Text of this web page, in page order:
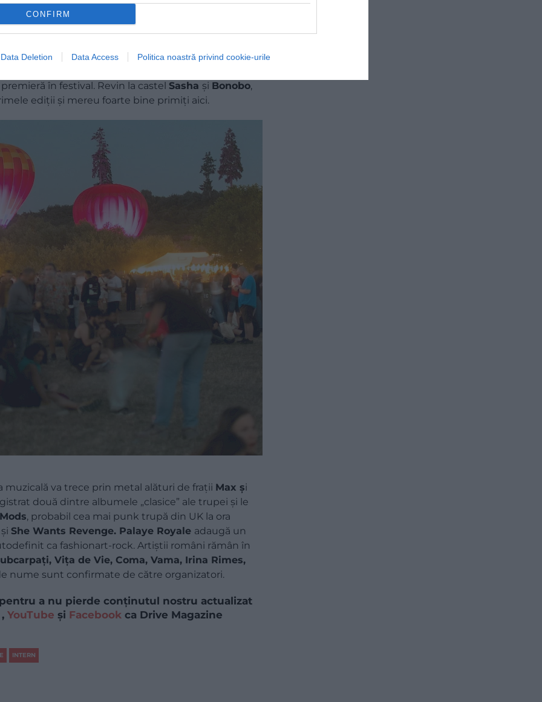
CONFIRM
Data Deletion Data Access Politica noastră privind cookie-urile
Sevdaliza, artista ce experimentează cu ritmurile
colectiv condus de doi francezi ce pozează în
în line up și își urmează propriul instinct creativ.
anul acesta, de regina muzicii techno, Nina
în festival. Revin la castel Sasha și Bonobo,
ediții și mereu foarte bine primiți aici.
muzicală va trece prin metal alături de frații Max și
două dintre albumele „clasice” ale trupei și le
, probabil cea mai punk trupă din UK la ora
și She Wants Revenge. Palaye Royale adaugă un
ca fashionart-rock. Artiștii români rămân în
Vița de Vie, Coma, Vama, Irina Rimes,
nume sunt confirmate de către organizatori.
a nu pierde conținutul nostru actualizat
, YouTube și Facebook ca Drive Magazine
INTERN